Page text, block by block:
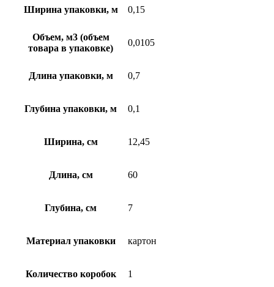
Ширина упаковки, м 0,15
Объем, м3 (объем
товара в упаковке)
0,0105
Длина упаковки, м 0,7
Глубина упаковки, м 0,1
Ширина, см 12,45
Длина, см 60
Глубина, см 7
Материал упаковки картон
Количество коробок 1